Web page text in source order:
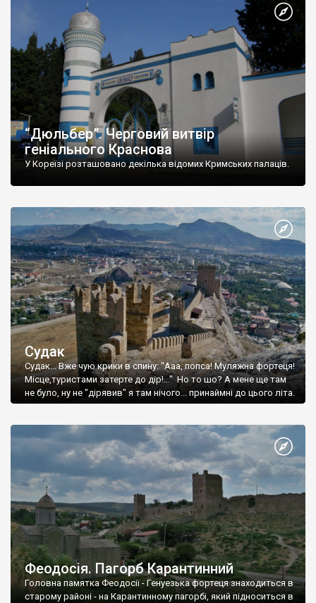
“Дюльбер”. Черговий витвір
геніального Краснова
У Кореїзі розташовано декілька відомих Кримських палаців.
Судак
Судак... Вже чую крики в спину: "Ааа, попса! Муляжна фортеця!
Місце,туристами затерте до дір!..." Но то шо? А мене ще там
не було, ну не "дірявив" я там нічого... принаймні до цього літа.
Феодосія. Пагорб Карантинний
Головна памятка Феодосії - Генуезька фортеця знаходиться в
старому районі - на Карантинному пагорбі, який підноситься в